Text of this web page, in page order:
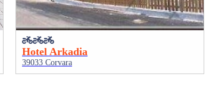
Hotel Arkadia
39033 Corvara